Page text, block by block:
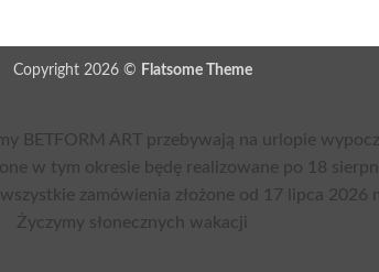
Copyright 2026 © Flatsome Theme
BETFORM ART przebywają na urlopie
w tym okresie będę realizowane po 18
zamówienia złożone od 17 lipca 2026
Życzymy słonecznych wakacji